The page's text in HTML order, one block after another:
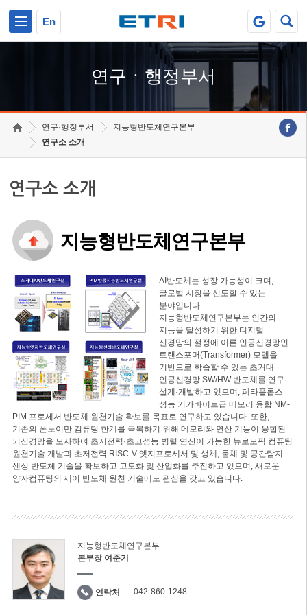
En
연구ㆍ행정부서
연구·행정부서
지능형반도체연구본부
연구소 소개
연구소 소개
지능형반도체연구본부
AI반도체는 성장 가능성이 크며,
글로벌 시장을 선도할 수 있는
분야입니다.
지능형반도체연구본부는 인간의
지능을 달성하기 위한 디지털
신경망의 절정에 이른 인공신경망인
트랜스포머(Transformer) 모델을
기반으로 학습할 수 있는 초거대
인공신경망 SW/HW 반도체를 연구·
설계·개발하고 있으며, 페타플롭스
성능 기가바이트급 메모리 융합 NM-
PIM 프로세서 반도체 원천기술 확보를 목표로 연구하고 있습니다. 또한,
기존의 폰노이만 컴퓨팅 한계를 극복하기 위해 메모리와 연산 기능이 융합된
뇌신경망을 모사하여 초저전력·초고성능 병렬 연산이 가능한 뉴로모픽 컴퓨팅
원천기술 개발과 초저전력 RISC-V 엣지프로세서 및 생체, 물체 및 공간탐지
센싱 반도체 기술을 확보하고 고도화 및 산업화를 추진하고 있으며, 새로운
양자컴퓨팅의 제어 반도체 원천 기술에도 관심을 갖고 있습니다.
지능형반도체연구본부
본부장 여준기
연락처 042-860-1248